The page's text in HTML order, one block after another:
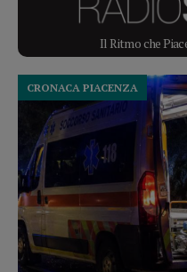
Il Ritmo che
CRONACA PIACENZA